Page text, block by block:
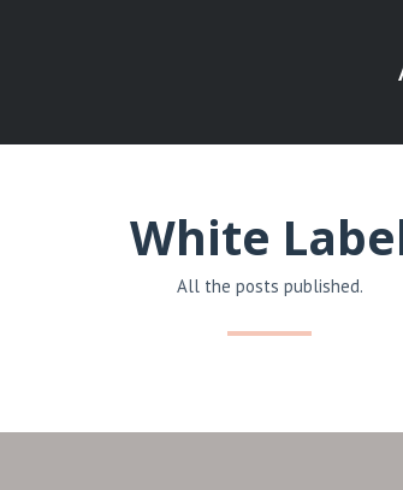
White
All the posts published.